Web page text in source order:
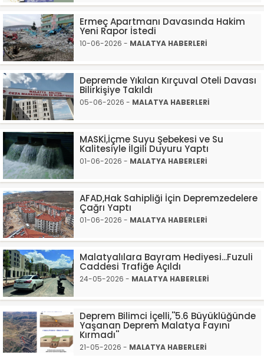
Ermeç Apartmanı Davasında Hakim
Yeni Rapor İstedi
10-06-2026 - MALATYA HABERLERİ
Depremde Yıkılan Kırçuval Oteli Davası
Bilirkişiye Takıldı
05-06-2026 - MALATYA HABERLERİ
MASKİ,İçme Suyu Şebekesi ve Su
Kalitesiyle İlgili Duyuru Yaptı
01-06-2026 - MALATYA HABERLERİ
AFAD,Hak Sahipliği İçin Depremzedelere
Çağrı Yaptı
01-06-2026 - MALATYA HABERLERİ
Malatyalılara Bayram Hediyesi...Fuzuli
Caddesi Trafiğe Açıldı
24-05-2026 - MALATYA HABERLERİ
Deprem Bilimci İçelli,''5.6 Büyüklüğünde
Yaşanan Deprem Malatya Fayını
Kırmadı''
21-05-2026 - MALATYA HABERLERİ